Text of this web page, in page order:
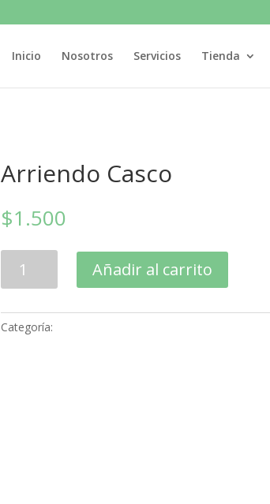
Inicio Nosotros Servicios Tienda
Arriendo Casco
$1.500
Casco
Añadir al carrito
Categoría: